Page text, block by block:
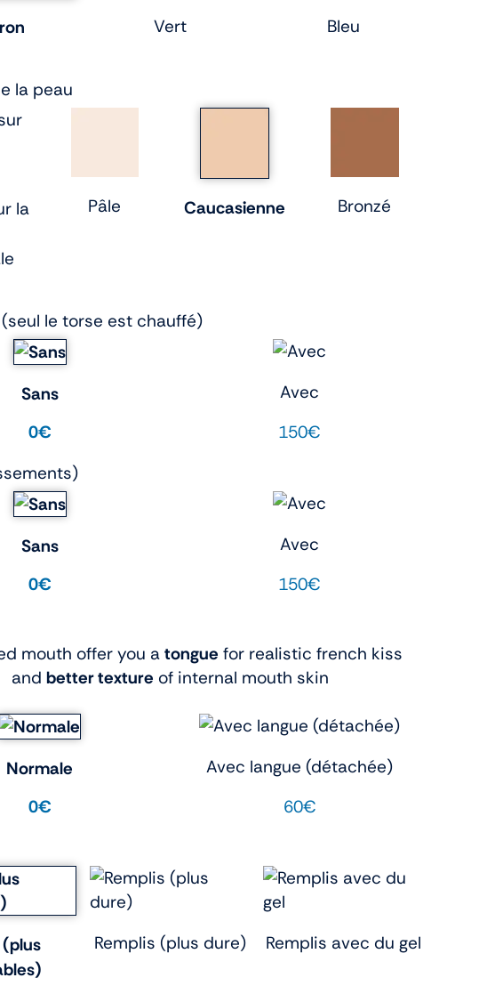
Vert Bleu
la peau
la
Pâle Caucasienne Bronzé
le torse est chauffé)
Sans
0€
Avec
150€
Sans
0€
Avec
150€
mouth offer you a tongue for realistic french kiss
and better texture of internal mouth skin
Normale
0€
Avec langue (détachée)
60€
Remplis (plus dure) Remplis avec du gel